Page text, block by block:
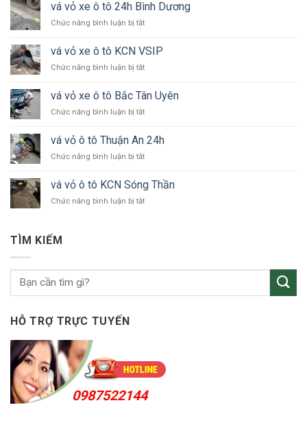
vá vỏ xe ô tô 24h Bình Dương
Chức năng bình luận bị tắtở
vỏ
xe
ô
24h
Dương
vá vỏ xe ô tô KCN VSIP
Chức năng bình luận bị tắtở
vỏ
xe
ô
KCN
vá vỏ xe ô tô Bắc Tân Uyên
Chức năng bình luận bị tắtở
vỏ
xe
ô
Bắc
Tân
Uyên
vá vỏ ô tô Thuận An 24h
Chức năng bình luận bị tắtở
ô
tô
vá vỏ ô tô KCN Sóng Thần
Chức năng bình luận bị tắtở
Sóng
TÌM KIẾM
HỖ TRỢ TRỰC TUYẾN
0987522144